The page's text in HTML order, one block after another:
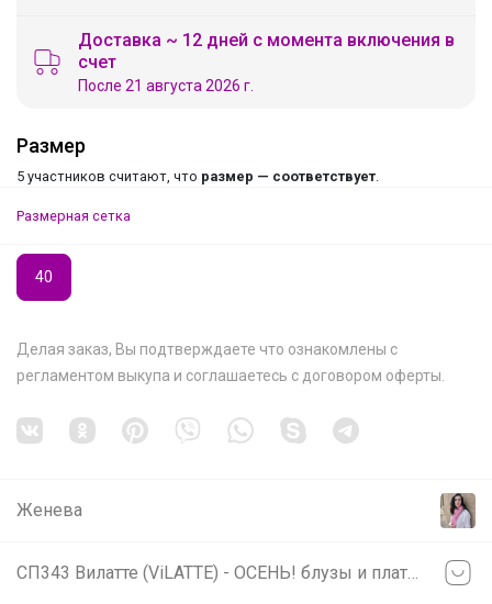
Доставка ~ 12 дней с момента включения в
счет
После 21 августа 2026 г.
Размер
5 участников считают, что размер — соответствует
Размерная сетка
40
Делая заказ, Вы подтверждаете что ознакомлены с
регламентом выкупа и соглашаетесь с договором оферты
Женева